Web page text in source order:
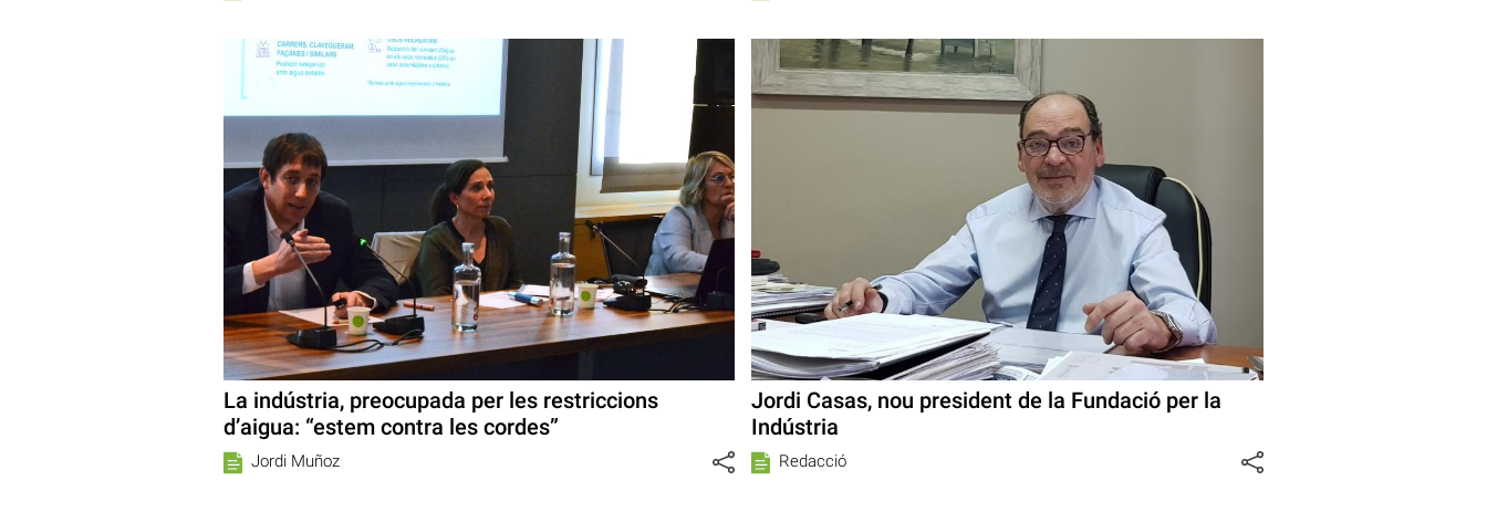
La indústria, preocupada per les restriccions
d’aigua: “estem contra les cordes”
Jordi Muñoz
Jordi Casas, nou president de la Fundació per la
Indústria
Redacció